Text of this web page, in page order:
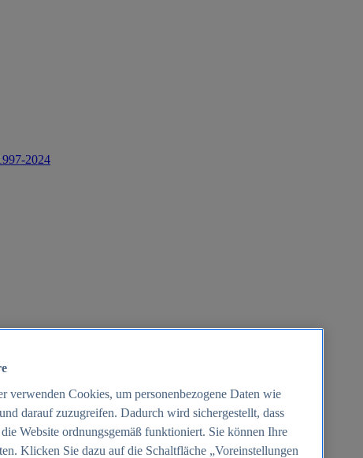
2024
verwenden Cookies, um personenbezogene Daten wie
darauf zuzugreifen. Dadurch wird sichergestellt, dass
Website ordnungsgemäß funktioniert. Sie können Ihre
Klicken Sie dazu auf die Schaltfläche „Voreinstellungen